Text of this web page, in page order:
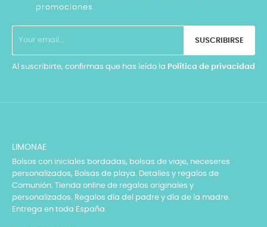
promociones
SUSCRIBIRSE
Al suscribirte, confirmas que has leído la Política de privacidad
LIMONAE
Bolsos con iniciales bordadas, bolsas de viaje, neceseres
personalizados, Bolsas de playa. Detalles y regalos de
Comunión. Tienda online de regalos originales y
personalizados. Regalos día del padre y día de la madre.
Entrega en toda España.